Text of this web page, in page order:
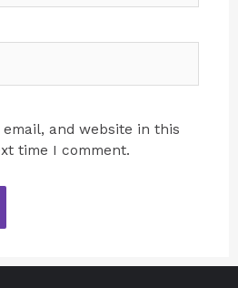
email, and website in this
time I comment.